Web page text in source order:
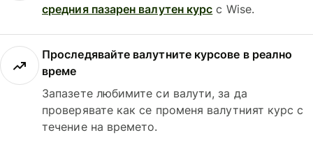
средния пазарен валутен курс с Wise.
Проследявайте валутните курсове в реално
време
Запазете любимите си валути, за да
проверявате как се променя валутният курс с
течение на времето.